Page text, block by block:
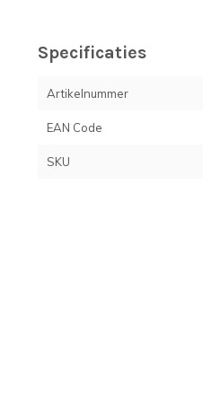
Specificaties
Artikelnummer
EAN Code
SKU